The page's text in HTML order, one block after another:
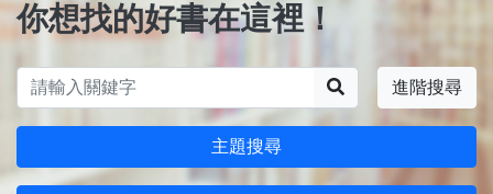
你想找的好書在這裡！
進階搜尋
主題搜尋